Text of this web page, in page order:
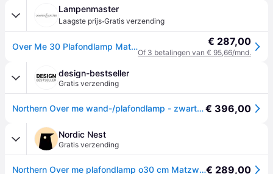
Lampenmaster
Laagste prijs·Gratis verzending
Over Me 30 Plafondlamp Matt Zwart - Northern - Woonkamer - Designer - Metaal - Rond € 287,00
Of 3 betalingen van € 95,66/mnd.
design-bestseller
Gratis verzending
Northern Over me wand-/plafondlamp - zwart mat - M€ 396,00
Nordic Nest
Gratis verzending
Northern Over me plafondlamp o30 cm Matzwart€ 289,00